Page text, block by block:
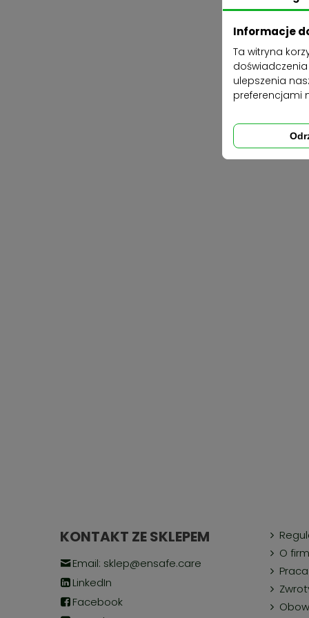
Informacje
Ta witryna
ulepszenia
preferencjami
KONTAKT ZE SKLEPEM
Email: sklep@ensafe.care
LinkedIn
Facebook
O
Praca